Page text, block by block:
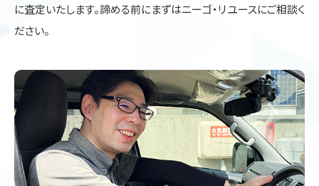
に査定いたします。諦める前にまずはニーゴ・リユースにご相談く
ださい。